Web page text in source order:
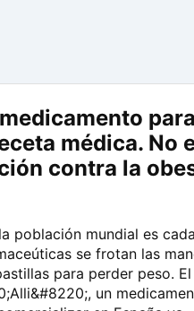
médica. No
contra la
población mundial es
se frotan las
para perder peso.
un